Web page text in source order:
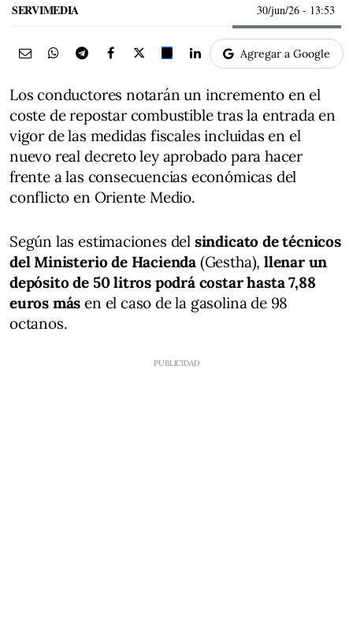
SERVIMEDIA 30/jun/26 - 13:53
Agregar a Google
Los conductores notarán un incremento en el
coste de repostar combustible tras la entrada en
vigor de las medidas fiscales incluidas en el
nuevo real decreto ley aprobado para hacer
frente a las consecuencias económicas del
conflicto en Oriente Medio.
Según las estimaciones del sindicato de técnicos
del Ministerio de Hacienda (Gestha), llenar un
depósito de 50 litros podrá costar hasta 7,88
euros más en el caso de la gasolina de 98
octanos.